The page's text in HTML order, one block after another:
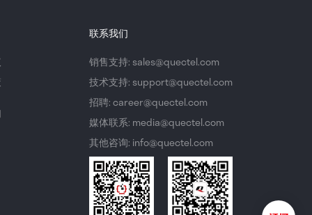
联系我们
销售支持: sales@quectel.com
技术支持: support@quectel.com
招聘: career@quectel.com
媒体联系: media@quectel.com
其他咨询: info@quectel.com